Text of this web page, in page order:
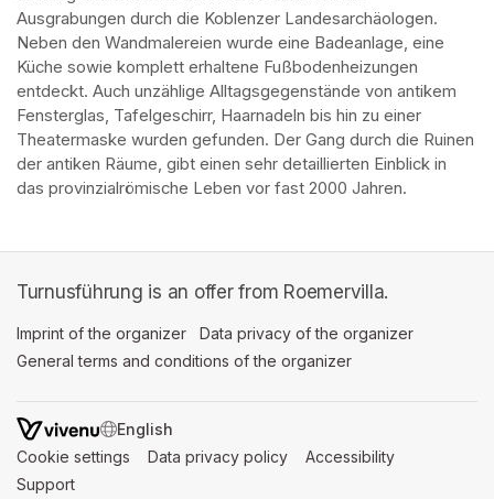
Ausgrabungen durch die Koblenzer Landesarchäologen.
Neben den Wandmalereien wurde eine Badeanlage, eine
Küche sowie komplett erhaltene Fußbodenheizungen
entdeckt. Auch unzählige Alltagsgegenstände von antikem
Fensterglas, Tafelgeschirr, Haarnadeln bis hin zu einer
Theatermaske wurden gefunden. Der Gang durch die Ruinen
der antiken Räume, gibt einen sehr detaillierten Einblick in
das provinzialrömische Leben vor fast 2000 Jahren.
Turnusführung is an offer from Roemervilla.
Imprint of the organizer (opens in a new tab)
Data privacy of the organizer
General terms and conditions of the organizer
SWITCH LANGUAGE
Cookie settings (opens in a new tab)
Data privacy policy (opens in a new tab)
Accessibility
Support